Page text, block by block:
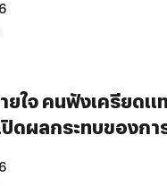
ยใจ คนฟังเครียดแ
ปิดผลกระทบของกา